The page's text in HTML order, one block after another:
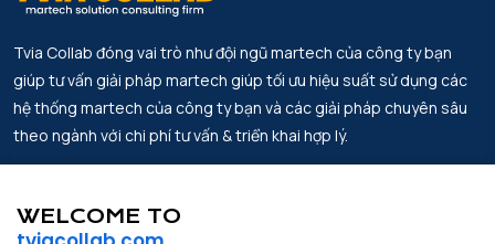
Tvia Collab đóng vai trò như đội ngũ martech của công ty bạn
giúp tư vấn giải pháp martech giúp tối ưu hiệu suất sử dụng các
hệ thống martech của công ty bạn và các giải pháp chuyên sâu
theo ngành với chi phí tư vấn & triển khai hợp lý.
Đối tác
WELCOME TO